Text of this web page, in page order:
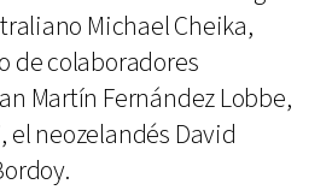
Michael Cheika,
de colaboradores
Martín Fernández Lobbe,
el neozelandés David